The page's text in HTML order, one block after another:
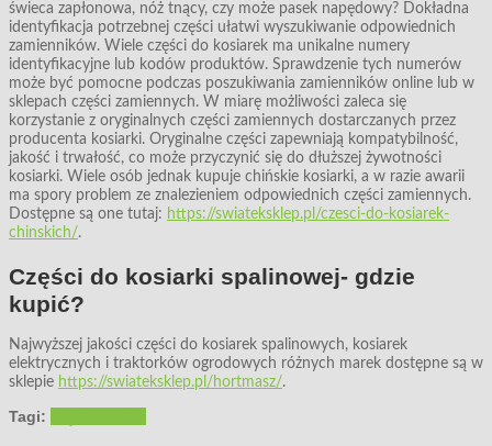
świeca zapłonowa, nóż tnący, czy może pasek napędowy? Dokładna
identyfikacja potrzebnej części ułatwi wyszukiwanie odpowiednich
zamienników. Wiele części do kosiarek ma unikalne numery
identyfikacyjne lub kodów produktów. Sprawdzenie tych numerów
może być pomocne podczas poszukiwania zamienników online lub w
sklepach części zamiennych. W miarę możliwości zaleca się
korzystanie z oryginalnych części zamiennych dostarczanych przez
producenta kosiarki. Oryginalne części zapewniają kompatybilność,
jakość i trwałość, co może przyczynić się do dłuższej żywotności
kosiarki. Wiele osób jednak kupuje chińskie kosiarki, a w razie awarii
ma spory problem ze znalezieniem odpowiednich części zamiennych.
Dostępne są one tutaj: https://swiateksklep.pl/czesci-do-kosiarek-
chinskich/.
Części do kosiarki spalinowej- gdzie
kupić?
Najwyższej jakości części do kosiarek spalinowych, kosiarek
elektrycznych i traktorków ogrodowych różnych marek dostępne są w
sklepie https://swiateksklep.pl/hortmasz/.
Tagi: